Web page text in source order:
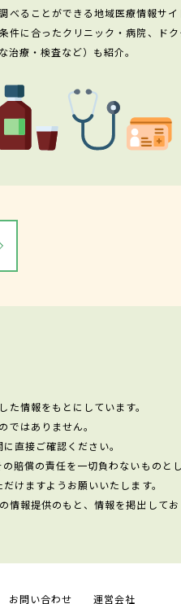
ることができる地域医療情報サイ
に合ったクリニック・病院、ドク
療・検査など）も紹介。
情報をもとにしています。
はありません。
直接ご確認ください。
賠償の責任を一切負わないものとし
けますようお願いいたします。
報提供のもと、情報を掲出してお
お問い合わせ 運営会社